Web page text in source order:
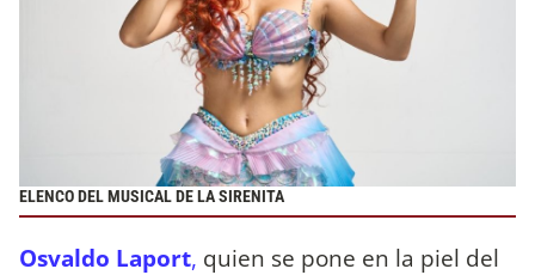
ELENCO DEL MUSICAL DE LA SIRENITA
Osvaldo Laport, quien se pone en la piel del